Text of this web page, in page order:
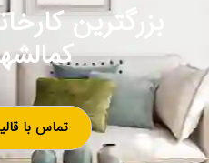
بزرگترین
تماس با